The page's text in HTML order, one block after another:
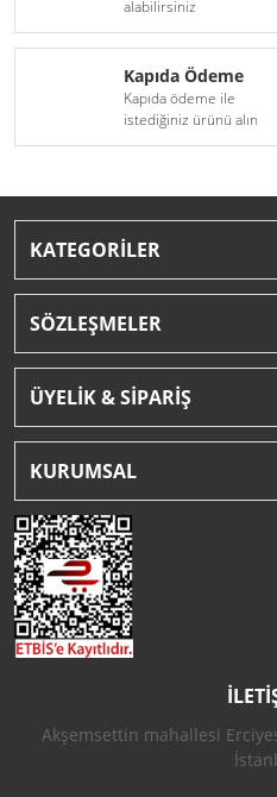
alabilirsiniz
Kapıda Ödeme
Kapıda ödeme ile
istediğiniz ürünü alın
KATEGORİLER
SÖZLEŞMELER
ÜYELİK & SİPARİŞ
KURUMSAL
Akşemsettin mahallesi